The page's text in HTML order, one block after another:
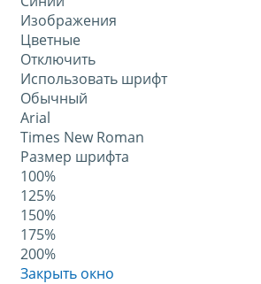
Изображения
Цветные
Отключить
Использовать шрифт
Обычный
Arial
Times New Roman
Размер шрифта
100%
125%
150%
175%
200%
Закрыть окно